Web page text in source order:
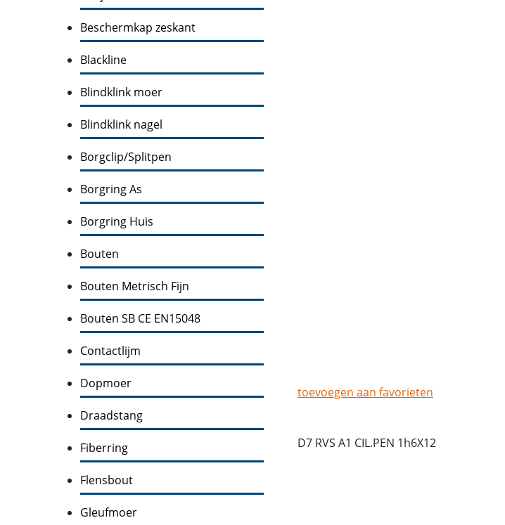
Beschermkap zeskant
Blackline
Blindklink moer
Blindklink nagel
Borgclip/Splitpen
Borgring As
Borgring Huis
Bouten
Bouten Metrisch Fijn
Bouten SB CE EN15048
Contactlijm
Dopmoer
Draadstang
Fiberring
Flensbout
Gleufmoer
toevoegen aan favorieten
D7 RVS A1 CIL.PEN 1h6X12